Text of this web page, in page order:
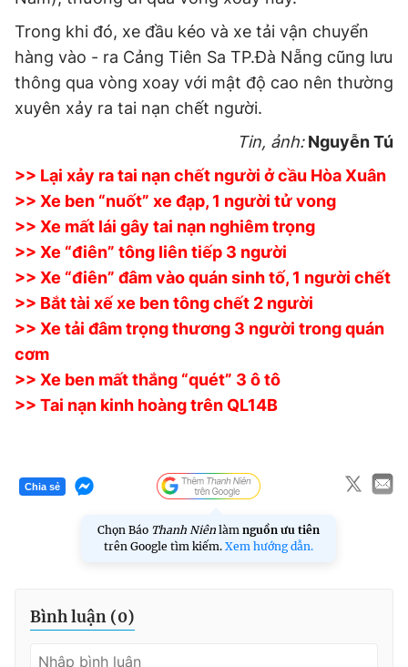
Trong khi đó, xe đầu kéo và xe tải vận chuyển
hàng vào - ra Cảng Tiên Sa TP.Đà Nẵng cũng lưu
thông qua vòng xoay với mật độ cao nên thường
xuyên xảy ra tai nạn chết người.
Tin, ảnh:Nguyễn Tú
>> Lại xảy ra tai nạn chết người ở cầu Hòa Xuân
>> Xe ben “nuốt” xe đạp, 1 người tử vong
>> Xe mất lái gây tai nạn nghiêm trọng
>> Xe “điên” tông liên tiếp 3 người
>> Xe “điên” đâm vào quán sinh tố, 1 người chết
>> Bắt tài xế xe ben tông chết 2 người
>> Xe tải đâm trọng thương 3 người trong quán
cơm
>> Xe ben mất thắng “quét” 3 ô tô
>> Tai nạn kinh hoàng trên QL14B
Chia sẻ
Chọn Báo Thanh Niên làm nguồn ưu tiên
trên Google tìm kiếm. Xem hướng dẫn.
Bình luận (0)